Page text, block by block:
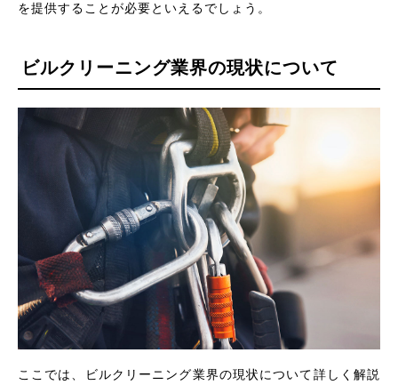
を提供することが必要といえるでしょう。
ビルクリーニング業界の現状について
ここでは、ビルクリーニング業界の現状について詳しく解説